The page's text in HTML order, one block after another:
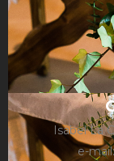
Isabel La
e-